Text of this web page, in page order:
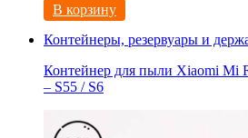
В корзину
Контейнеры, резервуары и
Контейнер для пыли Xiaomi Mi
– S55 / S6